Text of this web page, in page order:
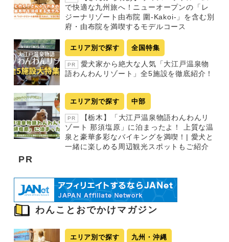
で快適な九州旅へ！ニューオープンの「レ
ジーナリゾート由布院 圍-Kakoi-」を含む別
府・由布院を満喫するモデルコース
エリア別で探す 全国特集
PR
愛犬家から絶大な人気「大江戸温泉物
語わんわんリゾート」全5施設を徹底紹介！
エリア別で探す 中部
PR
【栃木】「大江戸温泉物語わんわんリ
ゾート 那須塩原」に泊まったよ！ 上質な温
泉と豪華多彩なバイキングを満喫！| 愛犬と
一緒に楽しめる周辺観光スポットもご紹介
PR
わんことおでかけマガジン
エリア別で探す 九州・沖縄